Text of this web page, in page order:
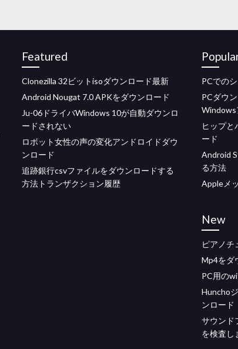
Featured
Clonezilla 32ビットisoダウンロード最新
Android Nougat 7.0 APKをダウンロード
Ju-06ドライバWindows 10が自動ダウンロ
ードされない
ロボット女性の声の変化アンドロイドダウ
ンロード
追跡銀行csvファイルをダウンロードする
方法トランザクション履歴
PCでの
PCダウ
Windows
ヒップと
ード
Android
る方法
Appleメ
New
ピアノチ
Mp4をダ
PC用の
Huncho
ンロード
サウンド
を検査し